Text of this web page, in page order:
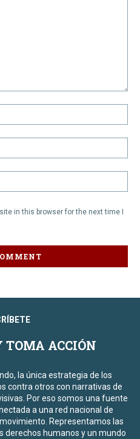
in this browser for the next time I
TOMA ACCIÓN
la única estrategia de los
contra otros con narrativas de
Por eso somos una fuente
a una red nacional de
Representamos las
derechos humanos y un mundo